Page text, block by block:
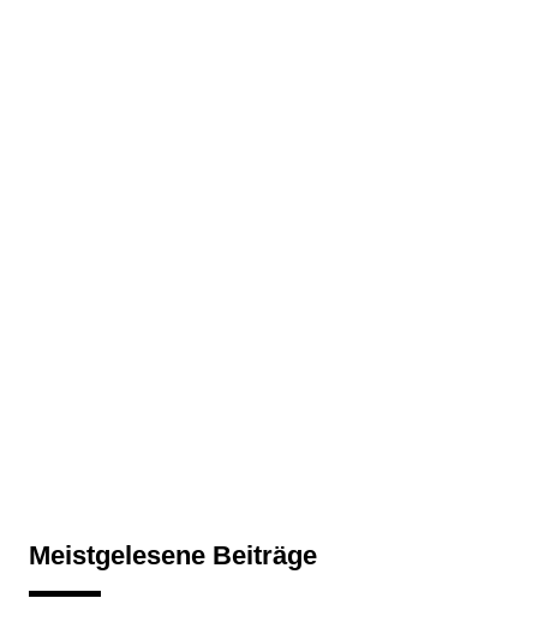
Meistgelesene Beiträge